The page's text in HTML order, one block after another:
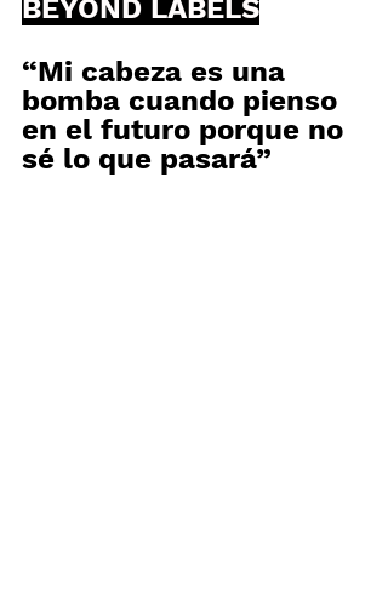
BEYOND LABELS
“Mi cabeza es una
bomba cuando pienso
en el futuro porque no
sé lo que pasará”